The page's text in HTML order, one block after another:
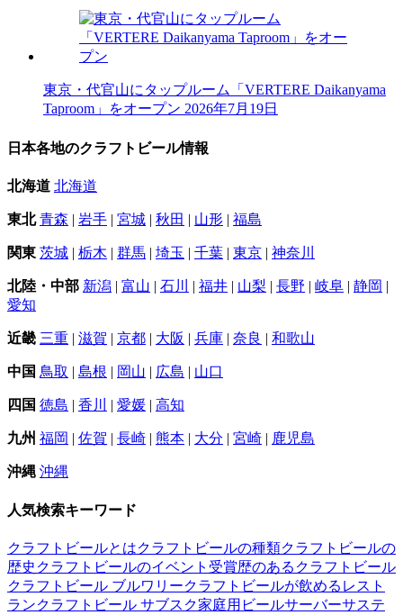
東京・代官山にタップルーム「VERTERE Daikanyama
Taproom」をオープン 2026年7月19日
日本各地のクラフトビール情報
北海道 北海道
東北 青森 | 岩手 | 宮城 | 秋田 | 山形 | 福島
関東 茨城 | 栃木 | 群馬 | 埼玉 | 千葉 | 東京 | 神奈川
北陸・中部 新潟 | 富山 | 石川 | 福井 | 山梨 | 長野 | 岐阜 | 静岡 |
愛知
近畿 三重 | 滋賀 | 京都 | 大阪 | 兵庫 | 奈良 | 和歌山
中国 鳥取 | 島根 | 岡山 | 広島 | 山口
四国 徳島 | 香川 | 愛媛 | 高知
九州 福岡 | 佐賀 | 長崎 | 熊本 | 大分 | 宮崎 | 鹿児島
沖縄 沖縄
人気検索キーワード
クラフトビールとはクラフトビールの種類クラフトビールの
歴史 クラフトビールのイベント 受賞歴のあるクラフトビール
クラフトビール ブルワリークラフトビールが飲めるレスト
ランクラフトビール サブスク家庭用ビールサーバーサステ